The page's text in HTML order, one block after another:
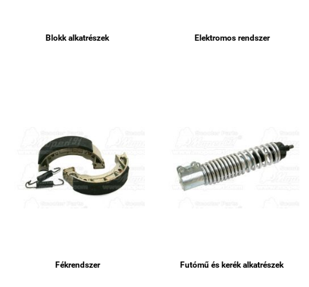
Blokk alkatrészek Elektromos rendszer
Fékrendszer Futómű és kerék alkatrészek